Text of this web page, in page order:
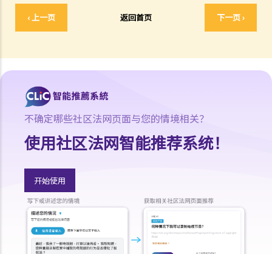
‹ 上一页 返回首页 下一页 ›
3. 《放债人条例》（第163章）是否涵盖租购交易？
1. 质押及当押是甚么?
2. 哪些人需要获得当押商牌照？
3. 申请牌照的资格要求是什么？
4. 如何申请当押商牌照、转让牌照或转换处所？
5. 借款人和当押物品的资料
A. 借款人资料
B. 拥有人授权将物品当押
6. 经营当押商业务
A. 对当押商收取当押物品时的禁制
B. 贷款的利息监管
C. 当票及总登记册
不确定哪些社区法网页面与您的情境相关？
使用社区法网智能推荐系统！
开始使用